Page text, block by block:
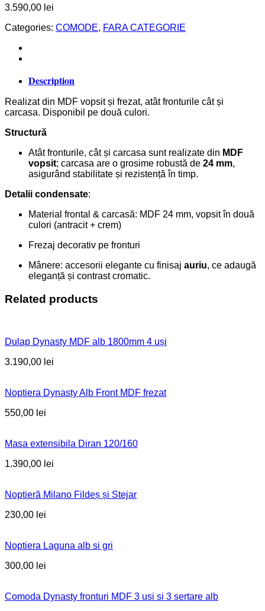
3.590,00 lei
Categories: COMODE, FARA CATEGORIE
Description
Realizat din MDF vopsit și frezat, atât fronturile cât și
carcasa. Disponibil pe două culori.
Structură
Atât fronturile, cât și carcasa sunt realizate din MDF
vopsit; carcasa are o grosime robustă de 24 mm,
asigurând stabilitate și rezistență în timp.
Detalii condensate:
Material frontal & carcasă: MDF 24 mm, vopsit în două
culori (antracit + crem)
Frezaj decorativ pe fronturi
Mânere: accesorii elegante cu finisaj auriu, ce adaugă
eleganță și contrast cromatic.
Related products
Dulap Dynasty MDF alb 1800mm 4 uși
3.190,00 lei
Noptiera Dynasty Alb Front MDF frezat
550,00 lei
Masa extensibila Diran 120/160
1.390,00 lei
Noptieră Milano Fildeș și Stejar
230,00 lei
Noptiera Laguna alb si gri
300,00 lei
Comoda Dynasty fronturi MDF 3 usi si 3 sertare alb